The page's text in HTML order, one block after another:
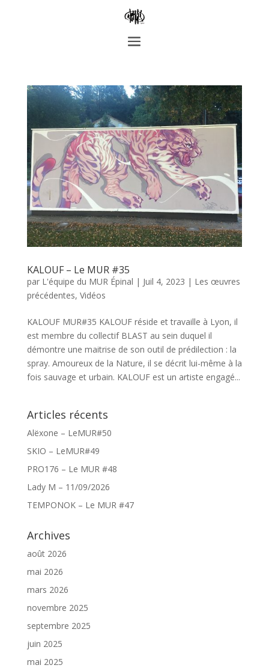
KALOUF – Le MUR #35
par L'équipe du MUR Épinal | Juil 4, 2023 | Les œuvres
précédentes, Vidéos
KALOUF MUR#35 KALOUF réside et travaille à Lyon, il
est membre du collectif BLAST au sein duquel il
démontre une maitrise de son outil de prédilection : la
spray. Amoureux de la Nature, il se décrit lui-même à la
fois sauvage et urbain. KALOUF est un artiste engagé...
Articles récents
Alëxone – LeMUR#50
SKIO – LeMUR#49
PRO176 – Le MUR #48
Lady M – 11/09/2026
TEMPONOK – Le MUR #47
Archives
août 2026
mai 2026
mars 2026
novembre 2025
septembre 2025
juin 2025
mai 2025